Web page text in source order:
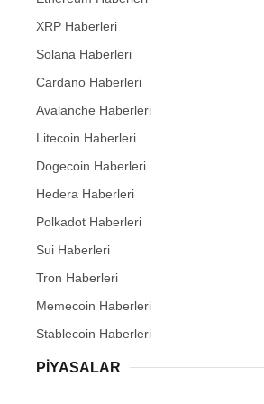
XRP Haberleri
Solana Haberleri
Cardano Haberleri
Avalanche Haberleri
Litecoin Haberleri
Dogecoin Haberleri
Hedera Haberleri
Polkadot Haberleri
Sui Haberleri
Tron Haberleri
Memecoin Haberleri
Stablecoin Haberleri
PIYASALAR